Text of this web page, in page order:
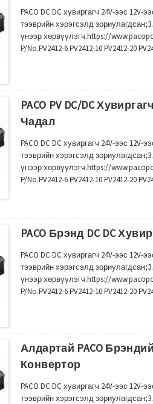
PACO DC DC хувиргагч 24V-ээс
тээврийн хэрэгсэлд
үнээр хөрвүүлэгч.https://
P/No.PV2412-6 PV2412-10 PV2412-20
PACO PV DC/DC
Чадал
PACO DC DC хувиргагч 24V-ээс
тээврийн хэрэгсэлд
үнээр хөрвүүлэгч.https://
P/No.PV2412-6 PV2412-10 PV2412-20
Гаралтын хүчдэл 12-13.8V AA
PACO Брэнд DC DC
PACO DC DC хувиргагч 24V-ээс
тээврийн хэрэгсэлд
үнээр хөрвүүлэгч.https://
P/No.PV2412-6 PV2412-10 PV2412-20
Алдартай PACO
Конвертор
PACO DC DC хувиргагч 24V-ээс
тээврийн хэрэгсэлд